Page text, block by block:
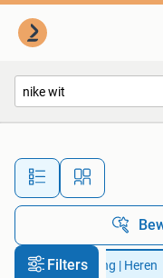
FiltersKleding | Heren